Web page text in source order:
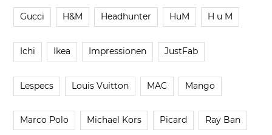
Gucci H&M Headhunter HuM H u M
Ichi Ikea Impressionen JustFab
Lespecs Louis Vuitton MAC Mango
Marco Polo Michael Kors Picard Ray Ban